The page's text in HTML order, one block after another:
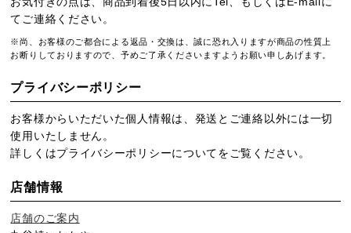
てご連絡ください。
※尚、お客様のご都合による返品・交換は、誠に恐れ入りますが商品の性質上
お断りしておりますので、予めご了承くださいますようお願い申しあげます。
プライバシーポリシー
お客様からいただいた個人情報は、発送とご連絡以外には一切
使用いたしません。
詳しくはプライバシーポリシーについてをご覧ください。
店舗情報
店舗のご案内